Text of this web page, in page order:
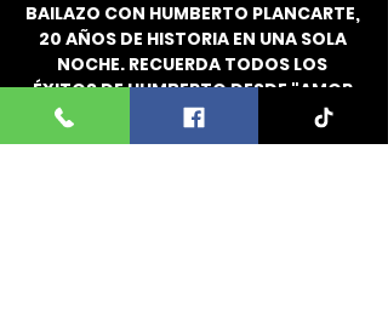
BAILAZO CON HUMBERTO PLANCARTE,
20 AÑOS DE HISTORIA EN UNA SOLA
NOCHE. RECUERDA TODOS LOS
ÉXITOS DE HUMBERTO DESDE "AMOR
TE AMO"  HASTA "LLORARÁS"
ROYAL PALACE, AKRON, OH. DOMINGO